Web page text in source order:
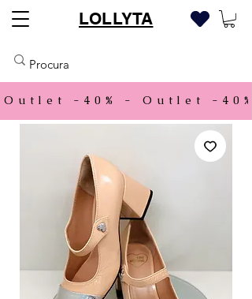
LOLLYTA
Outlet -40% -